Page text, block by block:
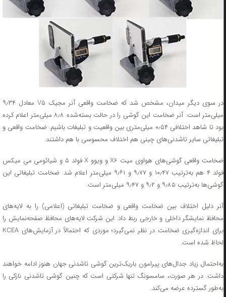
در سوی دیگر میدان، مشخص شد که ضخامت واقعی آنر مجیک V5 معادل ۹٫۳۴
میلی‌متر است. آنر ضخامت این گوشی را در حالت بسته‌شده ۸٫۸ میلی‌متر اعلام کرده
بود تا شاهد اختلافی ۰٫۵۴ میلی‌متری بین واقعیت و تبلیغات باشیم. ضخامت واقعی و
تبلیغاتی سایر تاشدنی‌های چینی هم اختلاف محسوسی با هم داشتند.
ضخامت واقعی گوشی‌های هواوی میت X6 و ویوو X فولد ۵ و شیائومی می میکس
فولد ۴ هم به‌ترتیب ۱۰٫۴۷ و ۹٫۷۷ و ۹٫۶۱ میلی‌متر اعلام شد. ضخامت تبلیغاتی این
گوشی‌ها به‌ترتیب ۹٫۸۵ و ۹٫۲ و ۹٫۴۷ میلی‌متر است.
آنر دلیل اختلاف بین ضخامت واقعی و ضخامت تبلیغاتی (اعلامی) را به لایه‌های
محافظ نمایشگر داخلی و خارجی ربط داد. این شرکت لایه‌های محافظ صفحه‌نمایش را
برای اندازه‌گیری ضخامت در نظر نمی‌گیرد؛ موردی که احتمالاً در آزمایش‌های KCEA
لحاظ شده است.
به‌احتمال زیاد جدال‌های پیرامون باریک‌ترین گوشی تاشدنی جهان هنوز ادامه خواهند
داشت. در هر صورت، سامسونگ تنها شرکتی است که چنین گوشی تاشدنی نازکی را
به‌طور گسترده عرضه می‌کند.